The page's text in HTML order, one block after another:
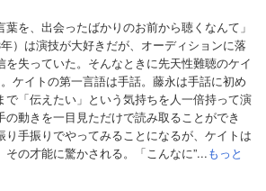
葉を、出会ったばかりのお前から聴くなんて」
は演技が大好きだが、オーディションに落
を失っていた。そんなときに先天性難聴のケイ
ケイトの第一言語は手話。藤永は手話に初め
で「伝えたい」という気持ちを人一倍持って演
動きを一目見ただけで読み取ることができ
り手振りでやってみることになるが、ケイトは
の才能に驚かされる。「こんなに”...もっと